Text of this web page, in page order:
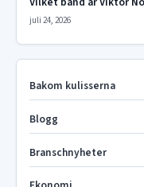
juli 24, 2026
Bakom kulisserna
Blogg
Branschnyheter